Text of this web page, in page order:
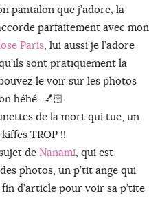
pantalon que j’adore, la
parfaitement avec mon
Paris, lui aussi je l’adore
sont pratiquement la
le voir sur les photos
héhé. 💅🏻
de la mort qui tue, un
TROP !!
de Nanami, qui est
photos, un p’tit ange qui
d’article pour voir sa p’tite